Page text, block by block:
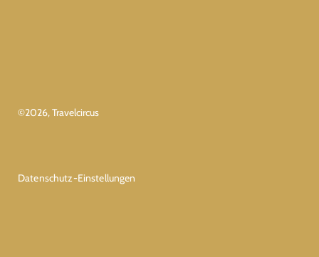
©2026, Travelcircus
Datenschutz-Einstellungen